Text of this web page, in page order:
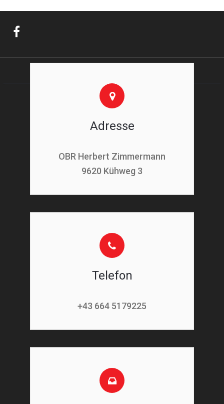
Adresse
OBR Herbert Zimmermann
9620 Kühweg 3
Telefon
+43 664 5179225